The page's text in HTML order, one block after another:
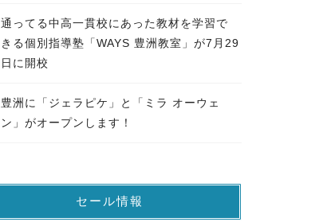
通ってる中高一貫校にあった教材を学習で
きる個別指導塾「WAYS 豊洲教室」が7月29
日に開校
豊洲に「ジェラピケ」と「ミラ オーウェ
ン」がオープンします！
セール情報